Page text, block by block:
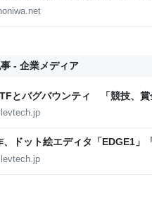
- 企業メディア
とバグバウンティ 「競技、賞
カス】 - レバテックLAB
levtech.jp
、ドット絵エディタ「EDGE1」
く【フォーカス】 - レバテック
levtech.jp